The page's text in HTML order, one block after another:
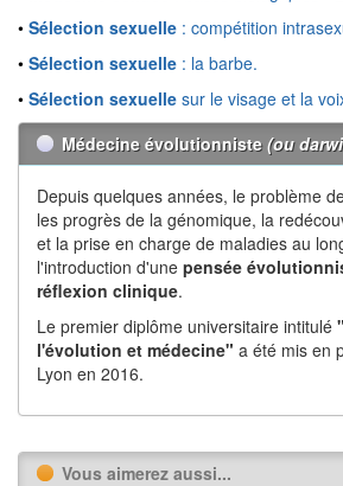
• Sélection sexuelle : compétition
• Sélection sexuelle : la barbe.
• Sélection sexuelle sur le visage et la
Médecine évolutionniste (ou
Depuis quelques années, le problème
les progrès de la génomique, la
et la prise en charge de maladies au
l'introduction d'une pensée
réflexion clinique.
Le premier diplôme universitaire intitulé
l'évolution et médecine" a été mis en
Lyon en 2016.
Vous aimerez aussi...